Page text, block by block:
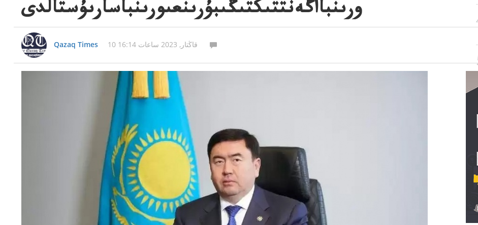
ورىنبااگەنتتىكتىڭىبۇرىنعىورىنباسارىۇستالدى
Qazaq Times 10 قاڭتار, 2023 ساعات 16:14